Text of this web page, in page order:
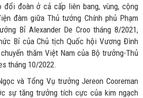
đổi đoàn ở cả cấp liên bang, vùng, cộng
đàm giữa Thủ tướng Chính phủ Phạm
Bỉ Alexander De Croo tháng 8/2021,
Bỉ của Chủ tịch Quốc hội Vương Đình
thăm Việt Nam của Bộ trưởng-Thủ
tháng 10/2022.
và Tổng Vụ trưởng Jereon Cooreman
sự tăng trưởng tích cực của kim ngạch